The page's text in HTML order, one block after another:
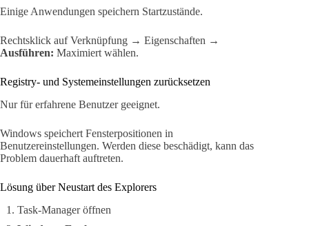
Einige Anwendungen speichern Startzustände.
Rechtsklick auf Verknüpfung → Eigenschaften →
Ausführen: Maximiert wählen.
Registry- und Systemeinstellungen zurücksetzen
Nur für erfahrene Benutzer geeignet.
Windows speichert Fensterpositionen in
Benutzereinstellungen. Werden diese beschädigt, kann das
Problem dauerhaft auftreten.
Lösung über Neustart des Explorers
Task-Manager öffnen